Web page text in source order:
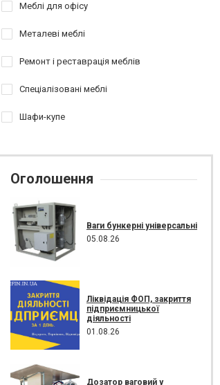
Меблі для офісу
Металеві меблі
Ремонт і реставрація меблів
Спеціалізовані меблі
Шафи-купе
Оголошення
Ваги бункерні універсальні
05.08.26
Ліквідація ФОП, закриття
підприємницької
діяльності
01.08.26
Дозатор ваговий у